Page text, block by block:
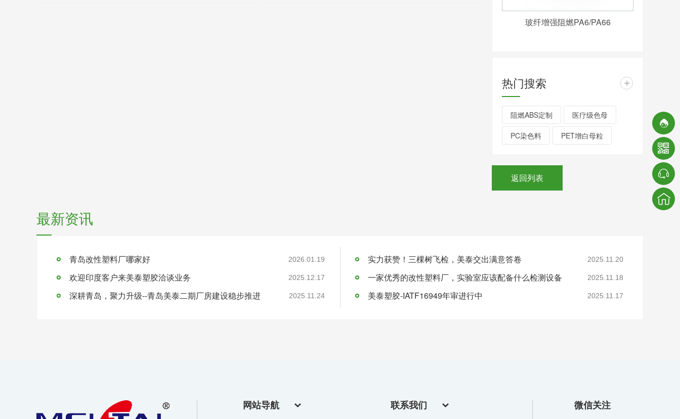
玻纤增强阻燃PA6/PA66
热门搜索 +
阻燃ABS定制 医疗级色母
PC染色料 PET增白母粒
返回列表
最新资讯
青岛改性塑料厂哪家好 2026.01.19
欢迎印度客户来美泰塑胶洽谈业务 2025.12.17
深耕青岛，聚力升级--青岛美泰二期厂房建设稳步推进 2025.11.24
实力获赞！三棵树飞检，美泰交出满意答卷 2025.11.20
一家优秀的改性塑料厂，实验室应该配备什么检测设备 2025.11.18
美泰塑胶-IATF16949年审进行中 2025.11.17
网站导航 联系我们 微信关注